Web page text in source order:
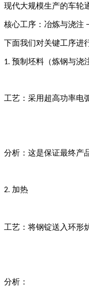
现代大规模生产的车轮
核心工序：冶炼与浇注
下面我们对关键工序进
1. 预制坯料（炼钢与浇
工艺：采用超高功率电
分析：这是保证最终产
2. 加热
工艺：将钢锭送入环形
分析：